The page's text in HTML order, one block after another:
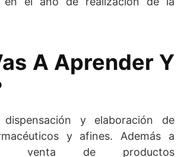
A Aprender Y
y elaboración de
y afines. Además a
venta de productos